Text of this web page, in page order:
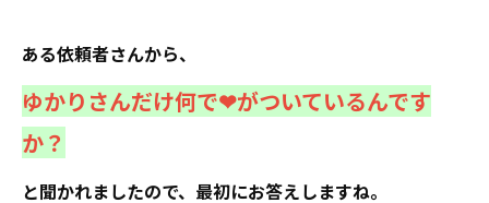
ある依頼者さんから、
ゆかりさんだけ何で❤がついているんです
か？
と聞かれましたので、最初にお答えしますね。